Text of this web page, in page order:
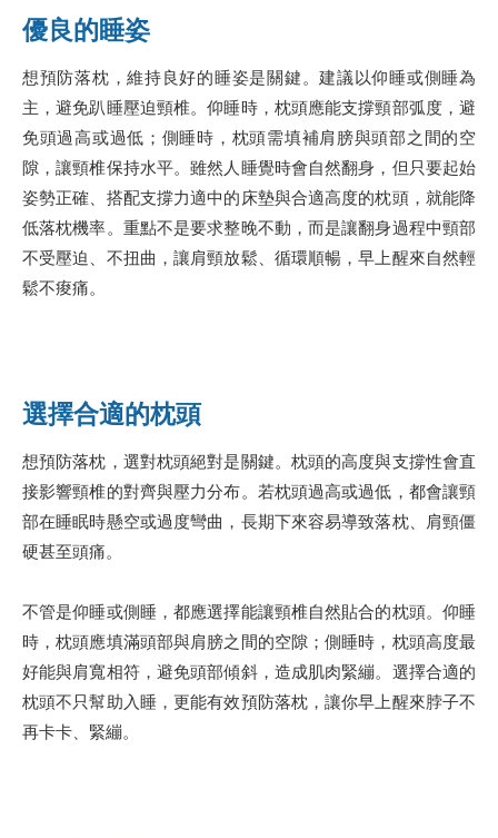
優良的睡姿
想預防落枕，維持良好的睡姿是關鍵。建議以仰睡或側睡為
主，避免趴睡壓迫頸椎。仰睡時，枕頭應能支撐頸部弧度，避
免頭過高或過低；側睡時，枕頭需填補肩膀與頭部之間的空
隙，讓頸椎保持水平。雖然人睡覺時會自然翻身，但只要起始
姿勢正確、搭配支撐力適中的床墊與合適高度的枕頭，就能降
低落枕機率。重點不是要求整晚不動，而是讓翻身過程中頸部
不受壓迫、不扭曲，讓肩頸放鬆、循環順暢，早上醒來自然輕
鬆不痠痛。
選擇合適的枕頭
想預防落枕，選對枕頭絕對是關鍵。枕頭的高度與支撐性會直
接影響頸椎的對齊與壓力分布。若枕頭過高或過低，都會讓頸
部在睡眠時懸空或過度彎曲，長期下來容易導致落枕、肩頸僵
硬甚至頭痛。
不管是仰睡或側睡，都應選擇能讓頸椎自然貼合的枕頭。仰睡
時，枕頭應填滿頭部與肩膀之間的空隙；側睡時，枕頭高度最
好能與肩寬相符，避免頭部傾斜，造成肌肉緊繃。選擇合適的
枕頭不只幫助入睡，更能有效預防落枕，讓你早上醒來脖子不
再卡卡、緊繃。